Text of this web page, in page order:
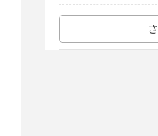
洗濯機
オキシク